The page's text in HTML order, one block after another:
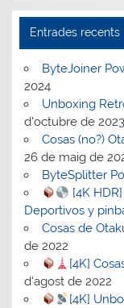
Entrades recents
ByteJoiner
2024
Unboxing
d'octubre de 2023
Cosas (no?)
26 de maig de
ByteSplitter
[4K
Deportivos y
Cosas de
de 2022
[4K]
d'agost de 2022
[4K]